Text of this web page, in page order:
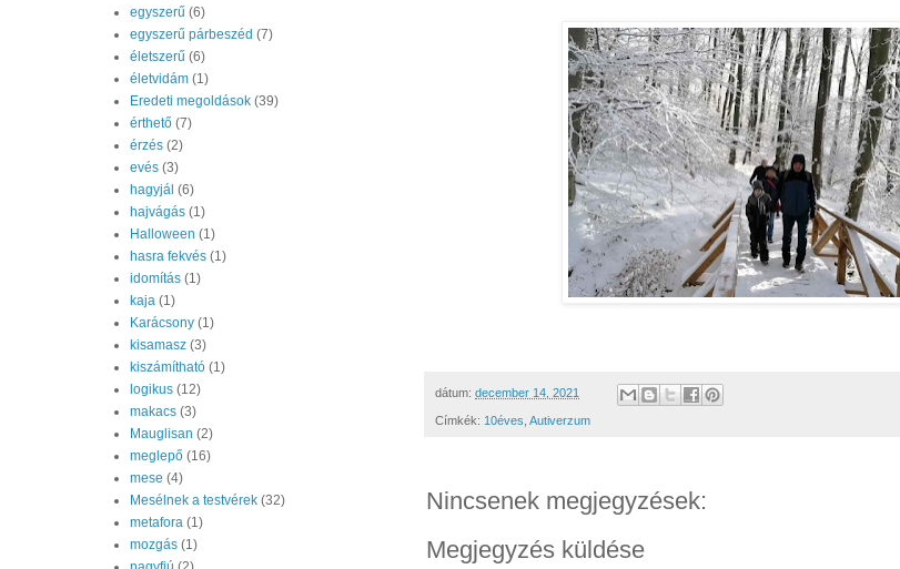
dátum: december 14, 2021
Címkék: 10éves Autiverzum
Nincsenek megjegyzések:
Megjegyzés küldése
egyszerű (6)
egyszerű párbeszéd (7)
életszerű (6)
életvidám (1)
Eredeti megoldások (39)
érthető (7)
érzés (2)
evés (3)
hagyjál (6)
hajvágás (1)
Halloween (1)
hasra fekvés (1)
idomítás (1)
kaja (1)
Karácsony (1)
kisamasz (3)
kiszámítható (1)
logikus (12)
makacs (3)
Mauglisan (2)
meglepő (16)
mese (4)
Mesélnek a testvérek (32)
metafora (1)
mozgás (1)